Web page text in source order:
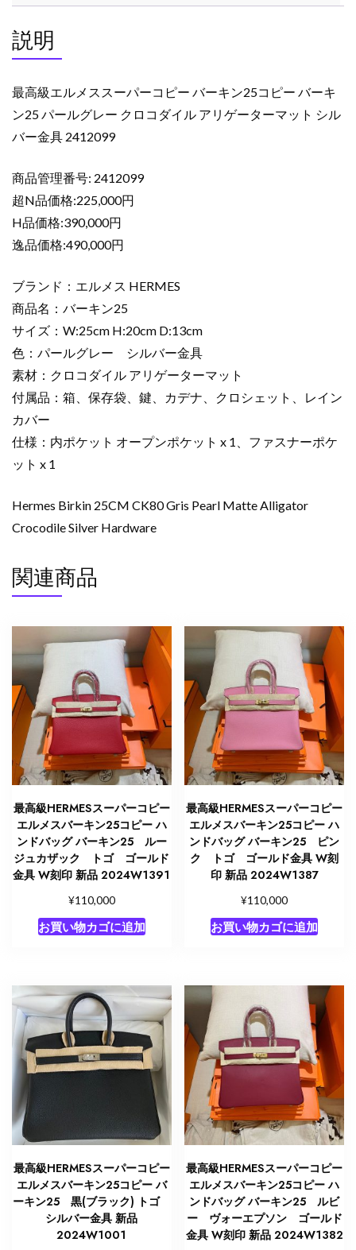
バ
ー
キ
ン
25
コ
ピ
ー
ー
キ
ン
25
パ
ル
グ
レ
ー
ク
ロ
コ
ダ
イ
ル
リ
ゲ
ー
マ
シ
ル
バ
ー
金
具
2412099
個
説明
最高級エルメススーパーコピー バーキン25コピー バーキ
ン25 パールグレー クロコダイル アリゲーターマット シル
バー金具 2412099
商品管理番号: 2412099
超N品価格:225,000円
H品価格:390,000円
逸品価格:490,000円
ブランド：エルメス HERMES
商品名：バーキン25
サイズ：W:25cm H:20cm D:13cm
色：パールグレー シルバー金具
素材：クロコダイル アリゲーターマット
付属品：箱、保存袋、鍵、カデナ、クロシェット、レイン
カバー
仕様：内ポケット オープンポケット x 1、ファスナーポケ
ット x 1
Hermes Birkin 25CM CK80 Gris Pearl Matte Alligator
Crocodile Silver Hardware
関連商品
最高級HERMESスーパーコピー
エルメスバーキン25コピー ハ
ンドバッグ バーキン25 ルー
ジュカザック トゴ ゴールド
金具 W刻印 新品 2024W1391
¥110,000
お買い物カゴに追加
最高級HERMESスーパーコピー
エルメスバーキン25コピー ハ
ンドバッグ バーキン25 ピン
ク トゴ ゴールド金具 W刻
印 新品 2024W1387
¥110,000
お買い物カゴに追加
最高級HERMESスーパーコピー
エルメスバーキン25コピー バ
ーキン25 黒(ブラック) トゴ
シルバー金具 新品
2024W1001
最高級HERMESスーパーコピー
エルメスバーキン25コピー ハ
ンドバッグ バーキン25 ルビ
ー ヴォーエプソン ゴールド
金具 W刻印 新品 2024W1382